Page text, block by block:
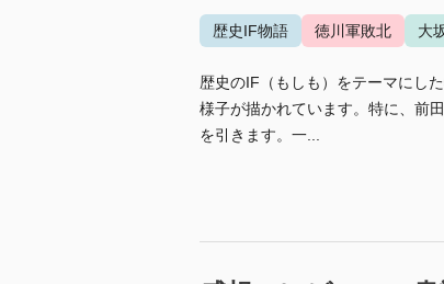
歴史IF物語 徳川軍敗北 大
歴史のIF（もしも）をテーマにし
様子が描かれています。特に、前
を引きます。一...